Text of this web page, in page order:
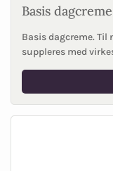
Basis dagcreme
Basis dagcreme.
suppleres med